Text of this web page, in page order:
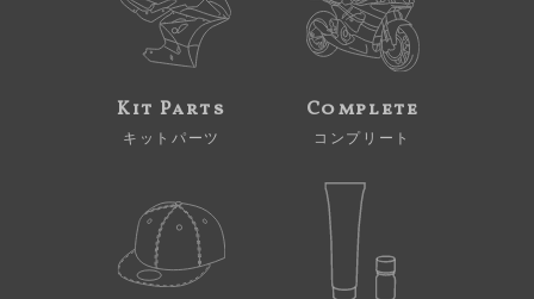
Kit Parts
キットパーツ
Complete
コンプリート